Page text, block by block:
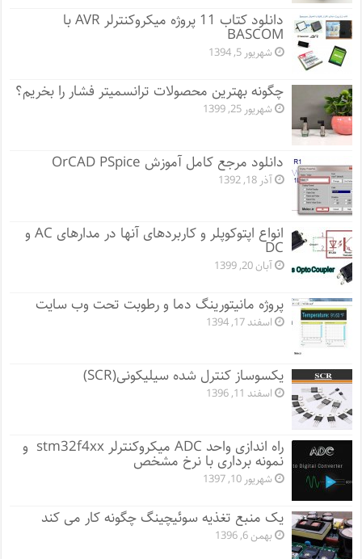
دانلود کتاب 11 پروژه میکروکنترلر AVR با
BASCOM
شهریور 5, 1394
چگونه بهترین محصولات ترانسمیتر فشار را بخریم؟
شهریور 25, 1399
دانلود مرجع کامل آموزش OrCAD PSpice
آذر 18, 1392
انواع اپتوکوپلر و کاربردهای آنها در مدارهای AC و
DC
آبان 20, 1399
پروژه مانيتورينگ دما و رطوبت تحت وب سایت
اسفند 17, 1394
یکسوساز کنترل شده سیلیکونی(SCR)
اسفند 11, 1396
راه اندازی واحد ADC میکروکنترلر stm32f4xx و
نمونه برداری با نرخ مشخص
شهریور 10, 1397
یک منبع تغذیه سوئیچینگ چگونه کار می کند
بهمن 6, 1396